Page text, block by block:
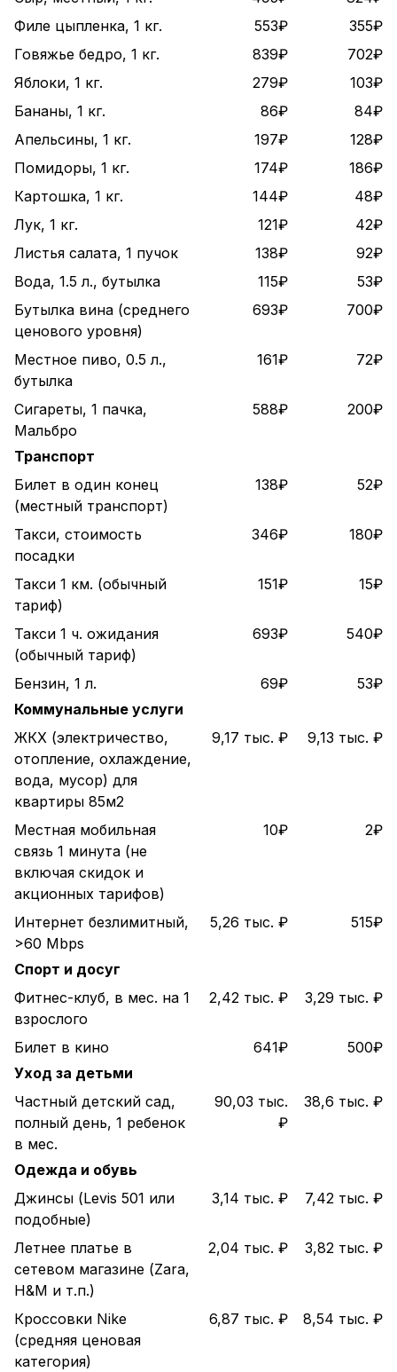
Филе цыпленка, 1 кг.
553₽
355₽
Говяжье бедро, 1 кг.
839₽
702₽
Яблоки, 1 кг.
279₽
103₽
Бананы, 1 кг.
86₽
84₽
Апельсины, 1 кг.
197₽
128₽
Помидоры, 1 кг.
174₽
186₽
Картошка, 1 кг.
144₽
48₽
Лук, 1 кг.
121₽
42₽
Листья салата, 1 пучок
138₽
92₽
Вода, 1.5 л., бутылка
115₽
53₽
Бутылка вина (среднего
ценового уровня)
693₽ 700₽
Местное пиво, 0.5 л.,
бутылка
161₽ 72₽
Сигареты, 1 пачка,
Мальбро
588₽ 200₽
Транспорт
Билет в один конец
(местный транспорт)
138₽ 52₽
Такси, стоимость
посадки
346₽ 180₽
Такси 1 км. (обычный
тариф)
151₽ 15₽
Такси 1 ч. ожидания
(обычный тариф)
693₽ 540₽
Бензин, 1 л. 69₽
53₽
Коммунальные услуги
ЖКХ (электричество,
отопление, охлаждение,
вода, мусор) для
квартиры 85м2
9,17 тыс. ₽ 9,13 тыс. ₽
Местная мобильная
связь 1 минута (не
включая скидок и
акционных тарифов)
10₽ 2₽
Интернет безлимитный,
>60 Mbps
5,26 тыс. ₽ 515₽
Спорт и досуг
Фитнес-клуб, в мес. на 1
взрослого
2,42 тыс. ₽ 3,29 тыс. ₽
Билет в кино 641₽
500₽
Уход за детьми
Частный детский сад,
полный день, 1 ребенок
в мес.
90,03 тыс.
₽
38,6 тыс. ₽
Одежда и обувь
Джинсы (Levis 501 или
подобные)
3,14 тыс. ₽ 7,42 тыс. ₽
Летнее платье в
сетевом магазине (Zara,
H&M и т.п.)
2,04 тыс. ₽ 3,82 тыс. ₽
Кроссовки Nike
(средняя ценовая
категория)
6,87 тыс. ₽ 8,54 тыс. ₽